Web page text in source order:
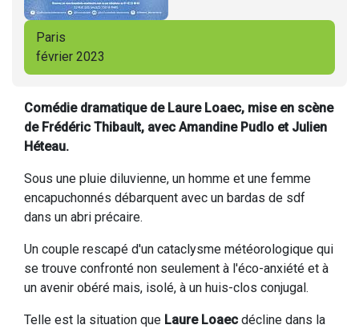
Paris
février 2023
Comédie dramatique de Laure Loaec, mise en scène
de Frédéric Thibault, avec Amandine Pudlo et Julien
Héteau.
Sous une pluie diluvienne, un homme et une femme
encapuchonnés débarquent avec un bardas de sdf
dans un abri précaire.
Un couple rescapé d'un cataclysme météorologique qui
se trouve confronté non seulement à l'éco-anxiété et à
un avenir obéré mais, isolé, à un huis-clos conjugal.
Telle est la situation que Laure Loaec décline dans la